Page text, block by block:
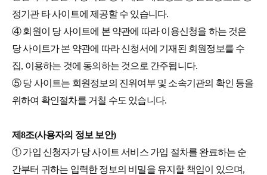
정기관 타 사이트에 제공할 수 있습니다.
④ 회원이 당 사이트에 본 약관에 따라 이용신청을 하는 것은
당 사이트가 본 약관에 따라 신청서에 기재된 회원정보를 수
집, 이용하는 것에 동의하는 것으로 간주됩니다.
⑤ 당 사이트는 회원정보의 진위여부 및 소속기관의 확인 등을
위하여 확인절차를 거칠 수도 있습니다.
제8조(사용자의 정보 보안)
① 가입 신청자가 당 사이트 서비스 가입 절차를 완료하는 순
간부터 귀하는 입력한 정보의 비밀을 유지할 책임이 있으며,